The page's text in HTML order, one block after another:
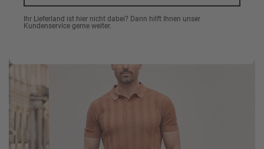
Ihr Lieferland ist hier nicht dabei? Dann hilft Ihnen unser
Kundenservice gerne weiter.